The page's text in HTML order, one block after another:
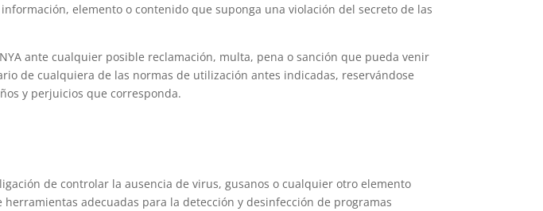
elemento o contenido que suponga una violación del secreto de las
ante cualquier posible reclamación, multa, pena o sanción que pueda venir
de cualquiera de las normas de utilización antes indicadas, reservándose
y perjuicios que corresponda.
de controlar la ausencia de virus, gusanos o cualquier otro elemento
adecuadas para la detección y desinfección de programas